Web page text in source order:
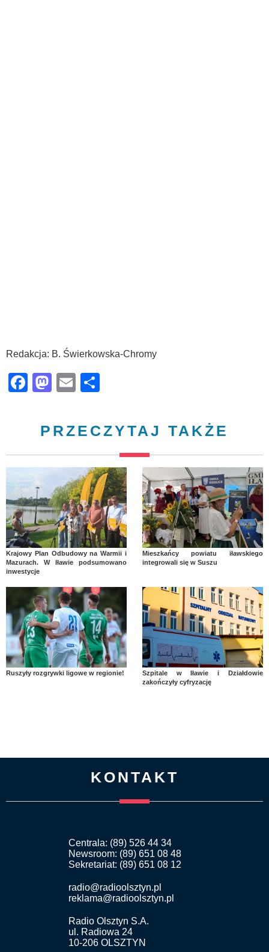
Redakcja: B. Świerkowska-Chromy
Facebook
Mastodon
Email
PRZECZYTAJ TAKŻE
Krajowy Plan Odbudowy na Warmii i
Mazurach. W Iławie podsumowano
inwestycje
Mieszkańcy powiatu iławskiego
integrowali się w Suszu
Ruszyły rozgrywki ligowe w regionie!
Szpitale w Iławie i Działdowie
zakończyły cyfryzację
KONTAKT
Centrala: (89) 526 44 34
Newsroom: (89) 651 08 48
Sekretariat: (89) 651 08 12
radio@radioolsztyn.pl
reklama@radioolsztyn.pl
Radio Olsztyn S.A.
ul. Radiowa 24
10-206 OLSZTYN